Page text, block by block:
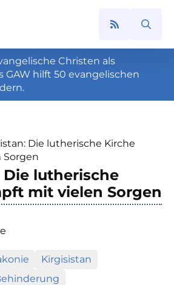
Search
Christen als
GAW hilft 50 evangelischen
Die lutherische Kirche
lutherische
mit vielen Sorgen
Kirgisistan